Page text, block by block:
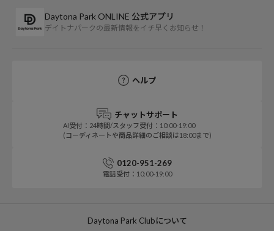
Daytona Park ONLINE 公式アプリ
デイトナパークの最新情報をイチ早くお知らせ！
ヘルプ
チャットサポート
AI受付：24時間/スタッフ受付：10:00-19:00
(コーディネートや商品詳細のご相談は18:00まで)
0120-951-269
電話受付：10:00-19:00
Daytona Park Clubについて